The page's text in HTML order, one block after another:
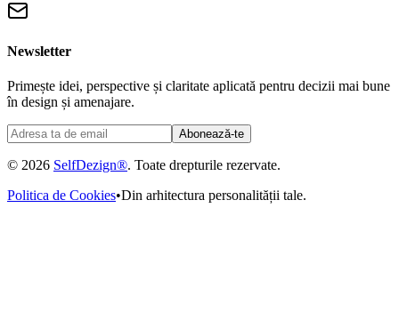
Newsletter
Primește idei, perspective și claritate aplicată pentru decizii mai bune
în design și amenajare.
Abonează-te
© 2026 SelfDezign®. Toate drepturile rezervate.
Politica de Cookies•Din arhitectura personalității tale.